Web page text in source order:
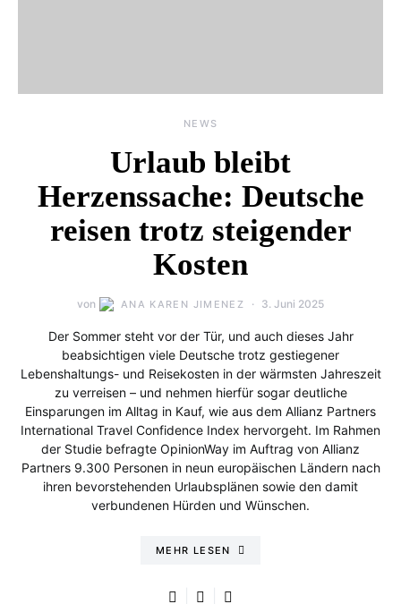
NEWS
Urlaub bleibt
Herzenssache: Deutsche
reisen trotz steigender
Kosten
von ANA KAREN JIMENEZ 3. Juni 2025
Der Sommer steht vor der Tür, und auch dieses Jahr
beabsichtigen viele Deutsche trotz gestiegener
Lebenshaltungs- und Reisekosten in der wärmsten Jahreszeit
zu verreisen – und nehmen hierfür sogar deutliche
Einsparungen im Alltag in Kauf, wie aus dem Allianz Partners
International Travel Confidence Index hervorgeht. Im Rahmen
der Studie befragte OpinionWay im Auftrag von Allianz
Partners 9.300 Personen in neun europäischen Ländern nach
ihren bevorstehenden Urlaubsplänen sowie den damit
verbundenen Hürden und Wünschen.
MEHR LESEN